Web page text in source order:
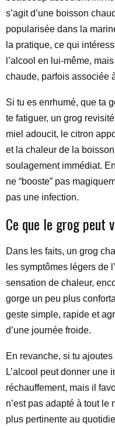
s’agit d’une boisson
popularisée dans la
la pratique, ce qui
l’alcool en lui-même,
chaude, parfois associée
Si tu es enrhumé, que ta
te fatiguer, un grog
miel adoucit, le citron
et la chaleur de la
soulagement immédiat.
ne “booste” pas
pas une infection.
Ce que le grog peut
Dans les faits, un grog
les symptômes légers de
sensation de chaleur,
gorge un peu plus
geste simple, rapide et
d’une journée froide.
En revanche, si tu
L’alcool peut donner une
réchauffement, mais il
n’est pas adapté à tout
plus pertinente au